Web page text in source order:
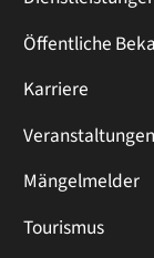
Öffentliche
Karriere
Veranstaltungen
Mängelmelder
Tourismus